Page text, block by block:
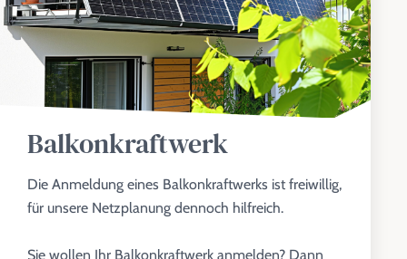
Balkonkraftwerk
Die Anmeldung eines Balkonkraftwerks ist freiwillig,
für unsere Netzplanung dennoch hilfreich.
Sie wollen Ihr Balkonkraftwerk anmelden? Dann